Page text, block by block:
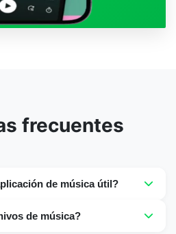
frecuentes
de música útil?
de millones de
de música?